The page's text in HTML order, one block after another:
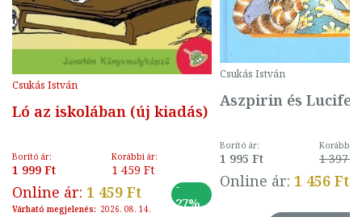
Csukás István
Ló az iskolában (új kiadás)
Borító ár:
1 999 Ft
Korábbi ár:
1 459 Ft
Online ár: 1 459 Ft
-
27%
Várható megjelenés: 2026. 08. 14.
Csukás István
Aszpirin és Lucifer
Borító ár:
1 995 Ft
Korábbi
1 397 Ft
Online ár: 1 456 Ft